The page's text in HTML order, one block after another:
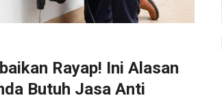
Rayap! Ini Alasan
Butuh Jasa Anti